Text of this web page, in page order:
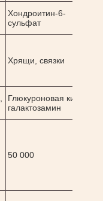
Хондроитин-6-
сульфат
Хрящи, связки
Глюкуроновая кислота,
галактозамин
50 000